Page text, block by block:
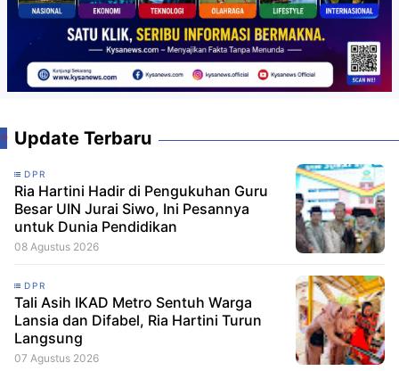
Update Terbaru
DPR
Ria Hartini Hadir di Pengukuhan Guru
Besar UIN Jurai Siwo, Ini Pesannya
untuk Dunia Pendidikan
08 Agustus 2026
DPR
Tali Asih IKAD Metro Sentuh Warga
Lansia dan Difabel, Ria Hartini Turun
Langsung
07 Agustus 2026